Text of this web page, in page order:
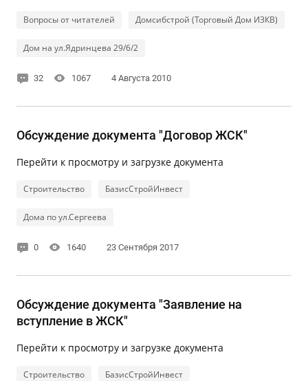
Вопросы от читателей Домсибстрой (Торговый Дом ИЗКВ)
Дом на ул.Ядринцева 29/6/2
32 1067 4 Августа 2010
Обсуждение документа "Договор ЖСК"
Перейти к просмотру и загрузке документа
Строительство БазисСтройИнвест
Дома по ул.Сергеева
0 1640 23 Сентября 2017
Обсуждение документа "Заявление на
вступление в ЖСК"
Перейти к просмотру и загрузке документа
Строительство БазисСтройИнвест